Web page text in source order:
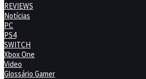
REVIEWS
Notícias
PC
PS4
SWITCH
Xbox One
Video
Glossário Gamer